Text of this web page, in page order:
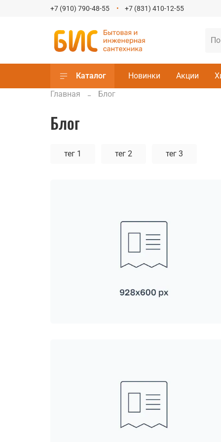
+7 (910) 790-48-55 +7 (831) 410-12-55
Каталог Новинки Акции
Главная
Блог
Блог
тег 1 тег 2 тег 3